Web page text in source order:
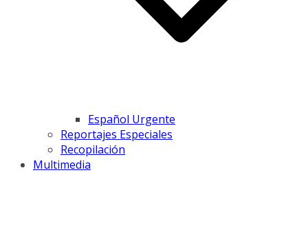
Español Urgente
Reportajes Especiales
Recopilación
Multimedia